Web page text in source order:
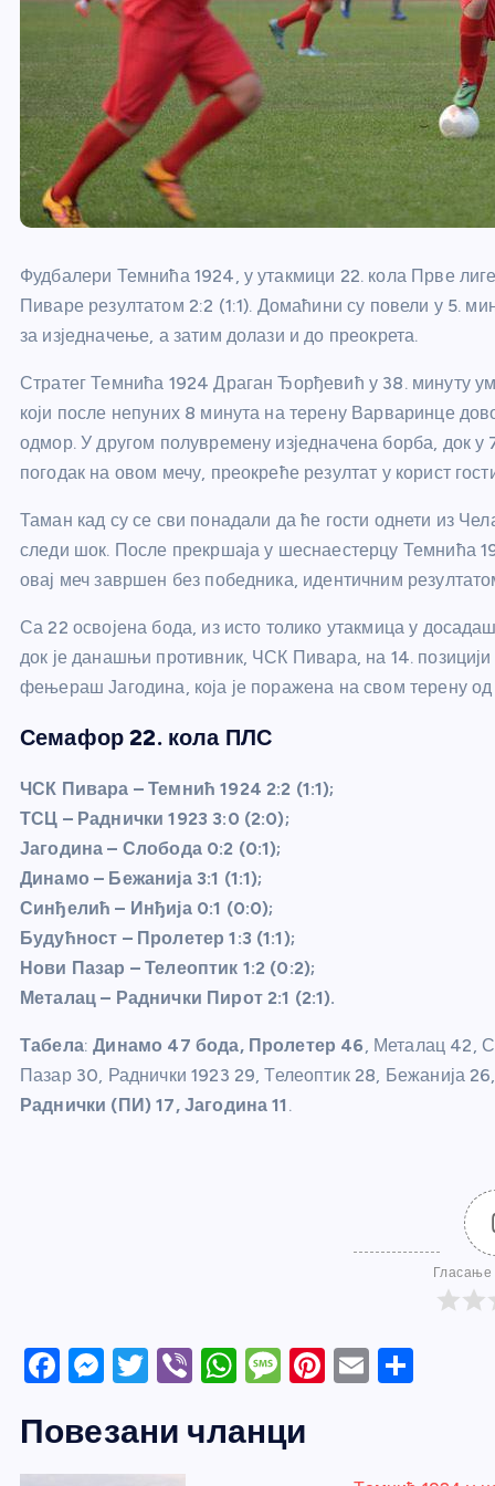
Фудбалери Темнића 1924, у утакмици 22. кола Прве
Пиваре резултатом 2:2 (1:1). Домаћини су повели у 5.
за изједначење, а затим долази и до преокрета.
Стратег Темнића 1924 Драган Ђорђевић у 38. минуту
који после непуних 8 минута на терену Варваринце
одмор. У другом полувремену изједначена борба, док
погодак на овом мечу, преокреће резултат у корист
Таман кад су се сви понадали да ће гости однети из
следи шок. После прекршаја у шеснаестерцу Темнића
овај меч завршен без победника, идентичним
Са 22 освојена бода, из исто толико утакмица у
док је данашњи противник, ЧСК Пивара, на 14.
фењераш Јагодина, која је поражена на свом терену
Семафор 22. кола ПЛС
ЧСК Пивара – Темнић 1924 2:2 (1:1);
ТСЦ – Раднички 1923 3:0 (2:0);
Јагодина – Слобода 0:2 (0:1);
Динамо – Бежанија 3:1 (1:1);
Синђелић – Инђија 0:1 (0:0);
Будућност – Пролетер 1:3 (1:1);
Нови Пазар – Телеоптик 1:2 (0:2);
Металац – Раднички Пирот 2:1 (2:1).
Табела:Динамо 47 бода, Пролетер 46 , Металац 42,
Пазар 30, Раднички 1923 29, Телеоптик 28, Бежанија
Раднички (ПИ) 17, Јагодина 11 .
Гласање
F
c
e
M
ss
e
T
itt
er
Vi
er
W
at
M
ss
Pi E
e
Повезани чланци